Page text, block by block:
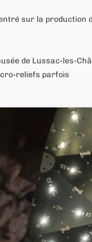
sur la production
de Lussac-les-
reliefs parfois